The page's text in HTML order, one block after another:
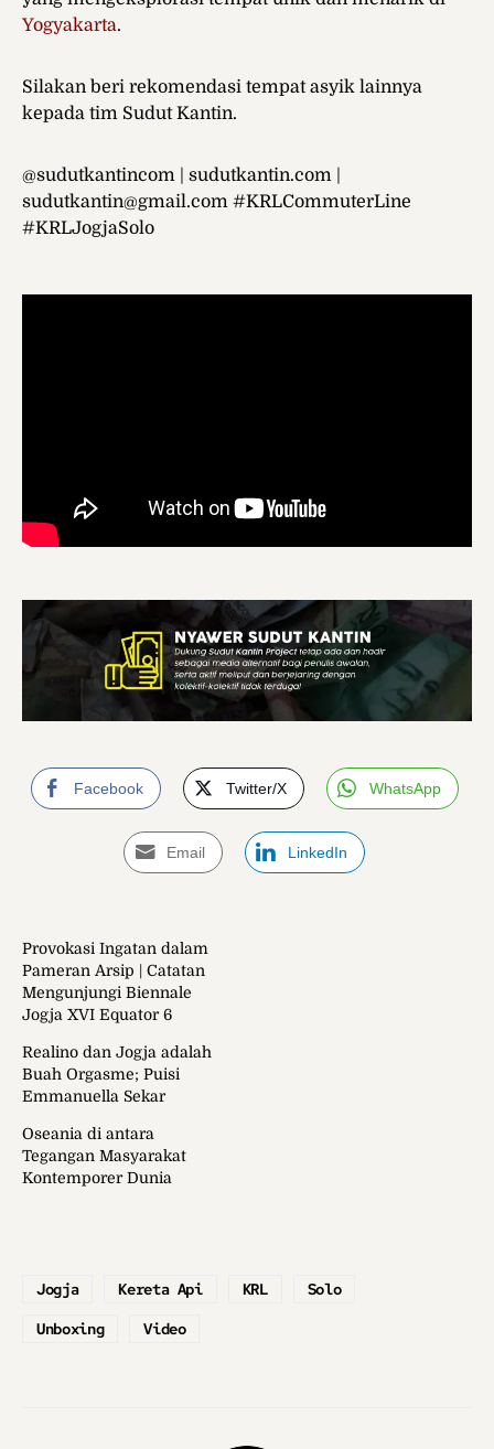
Yogyakarta.
Silakan beri rekomendasi tempat asyik lainnya
kepada tim Sudut Kantin.
@sudutkantincom | sudutkantin.com |
sudutkantin@gmail.com #KRLCommuterLine​
#KRLJogjaSolo
Facebook Twitter/X WhatsApp
Email LinkedIn
Provokasi Ingatan dalam
Pameran Arsip | Catatan
Mengunjungi Biennale
Jogja XVI Equator 6
Realino dan Jogja adalah
Buah Orgasme; Puisi
Emmanuella Sekar
Oseania di antara
Tegangan Masyarakat
Kontemporer Dunia
Jogja Kereta Api KRL
Solo
Unboxing
Video